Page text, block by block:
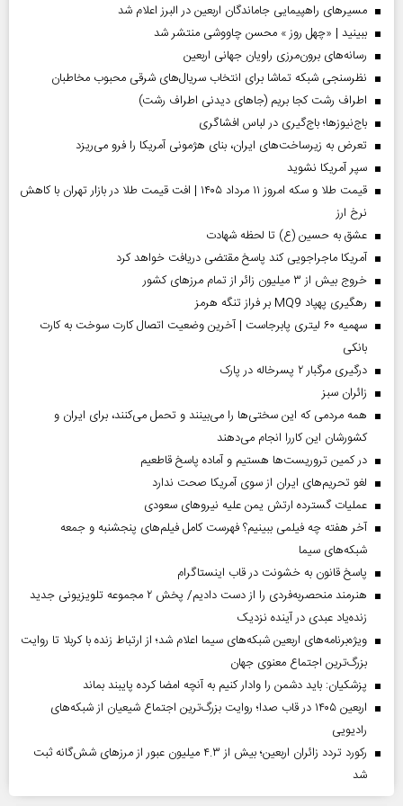
مسیر‌های راهپیمایی جاماندگان اربعین در البرز اعلام شد
ببینید | «چهل روز » محسن چاووشی منتشر شد
رسانه‌های برون‌مرزی راویان جهانی اربعین
نظرسنجی شبکه تماشا برای انتخاب سریال‌های شرقی محبوب مخاطبان
اطراف رشت کجا بریم (جاهای دیدنی اطراف رشت)
باج‌نیوزها؛ باج‌گیری در لباس افشاگری
تعرض به زیرساخت‌های ایران، بنای هژمونی آمریکا را فرو می‌ریزد
سپر آمریکا نشوید
قیمت طلا و سکه امروز ۱۱ مرداد ۱۴۰۵ | افت قیمت طلا در بازار تهران با کاهش
نرخ ارز
عشق به حسین (ع) تا لحظه شهادت
آمریکا ماجراجویی کند پاسخ مقتضی دریافت خواهد کرد
خروج بیش از ۳ میلیون زائر از تمام مرز‌های کشور
رهگیری پهپاد MQ9 بر فراز تنگه هرمز
سهمیه ۶۰ لیتری پابرجاست | آخرین وضعیت اتصال کارت سوخت به کارت
بانکی
درگیری مرگبار ۲ پسرخاله در پارک
‌زائران سبز
همه مردمی که این سختی‌ها را می‌بینند و تحمل می‌کنند، برای ایران و
کشورشان این کاررا انجام می‌دهند
در کمین تروریست‌ها هستیم و آماده پاسخ قاطعیم
لغو تحریم‌های ایران از سوی آمریکا صحت ندارد
عملیات گسترده ارتش یمن علیه نیروهای سعودی
آخر هفته چه فیلمی ببینیم؟ فهرست کامل فیلم‌های پنجشنبه و جمعه
شبکه‌های سیما
پاسخ قانون به خشونت در قاب اینستاگرام
هنرمند منحصر‌به‌فردی را از دست دادیم/ پخش ۲ مجموعه تلویزیونی جدید
زنده‌یاد عبدی در آینده نزدیک
ویژه‌برنامه‌های اربعین شبکه‌های سیما اعلام شد؛ از ارتباط زنده با کربلا تا روایت
بزرگ‌ترین اجتماع معنوی جهان
پزشکیان: باید دشمن را وادار کنیم به آنچه امضا کرده پایبند بماند
اربعین ۱۴۰۵ در قاب صدا؛ روایت بزرگ‌ترین اجتماع شیعیان از شبکه‌های
رادیویی
رکورد تردد زائران اربعین؛ بیش از ۴.۳ میلیون عبور از مرزهای شش‌گانه ثبت
شد